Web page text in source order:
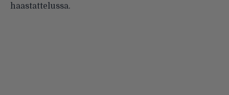
haastattelussa.